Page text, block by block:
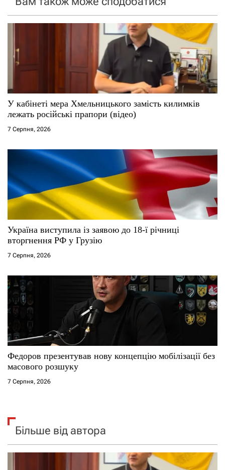
з
п
с
і
в
У кабінеті мера Хмельницького замість килимків
лежать російські прапори (відео)
7 Серпня, 2026
Україна виступила із заявою до 18-ї річниці
вторгнення РФ у Грузію
7 Серпня, 2026
Федоров презентував нову концепцію мобілізації без
масового розшуку
7 Серпня, 2026
Більше від автора